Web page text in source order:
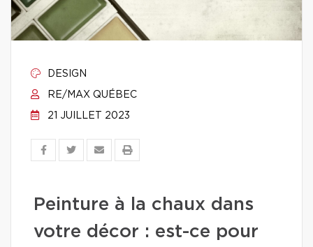
DESIGN
RE/MAX QUÉBEC
21 JUILLET 2023
Peinture à la chaux dans
votre décor : est-ce pour